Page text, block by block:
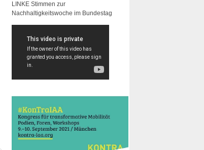
LINKE Stimmen zur
Nachhaltigkeitswoche im Bundestag